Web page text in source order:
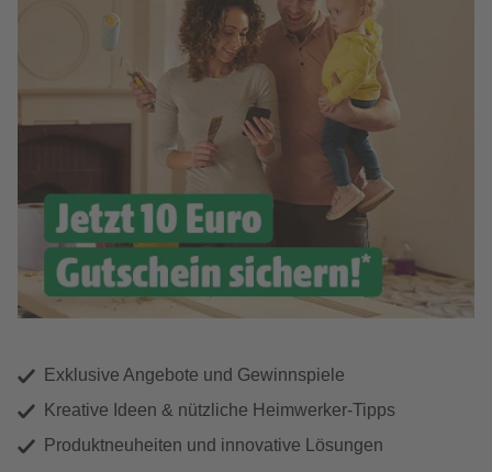
Exklusive Angebote und Gewinnspiele
Kreative Ideen & nützliche Heimwerker-Tipps
Produktneuheiten und innovative Lösungen